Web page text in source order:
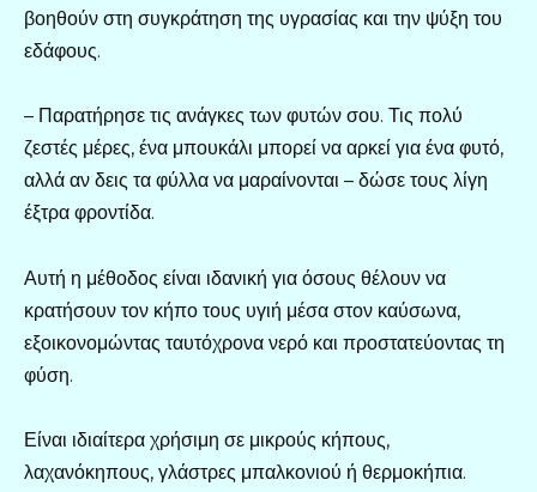
βοηθούν στη συγκράτηση της υγρασίας και την ψύξη του
εδάφους.
– Παρατήρησε τις ανάγκες των φυτών σου. Τις πολύ
ζεστές μέρες, ένα μπουκάλι μπορεί να αρκεί για ένα φυτό,
αλλά αν δεις τα φύλλα να μαραίνονται – δώσε τους λίγη
έξτρα φροντίδα.
Αυτή η μέθοδος είναι ιδανική για όσους θέλουν να
κρατήσουν τον κήπο τους υγιή μέσα στον καύσωνα,
εξοικονομώντας ταυτόχρονα νερό και προστατεύοντας τη
φύση.
Είναι ιδιαίτερα χρήσιμη σε μικρούς κήπους,
λαχανόκηπους, γλάστρες μπαλκονιού ή θερμοκήπια.